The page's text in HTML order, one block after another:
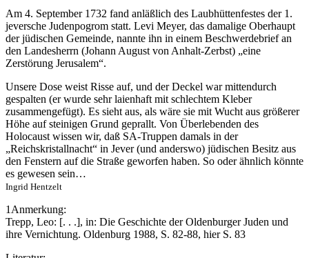
Am 4. September 1732 fand anläßlich des Laubhüttenfestes der 1.
jeversche Judenpogrom statt. Levi Meyer, das damalige Oberhaupt
der jüdischen Gemeinde, nannte ihn in einem Beschwerdebrief an
den Landesherrn (Johann August von Anhalt-Zerbst) „eine
Zerstörung Jerusalem“.
Unsere Dose weist Risse auf, und der Deckel war mittendurch
gespalten (er wurde sehr laienhaft mit schlechtem Kleber
zusammengefügt). Es sieht aus, als wäre sie mit Wucht aus größerer
Höhe auf steinigen Grund geprallt. Von Überlebenden des
Holocaust wissen wir, daß SA-Truppen damals in der
„Reichskristallnacht“ in Jever (und anderswo) jüdischen Besitz aus
den Fenstern auf die Straße geworfen haben. So oder ähnlich könnte
es gewesen sein…
Ingrid Hentzelt
1Anmerkung:
Trepp, Leo: [. . .], in: Die Geschichte der Oldenburger Juden und
ihre Vernichtung. Oldenburg 1988, S. 82-88, hier S. 83